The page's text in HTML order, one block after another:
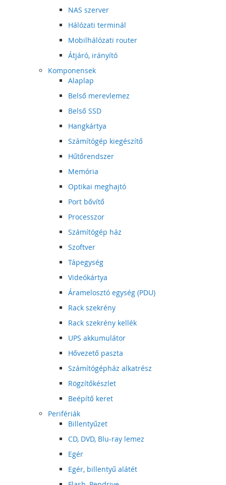
NAS szerver
Hálózati terminál
Mobilhálózati router
Átjáró, irányító
Komponensek
Alaplap
Belső merevlemez
Belső SSD
Hangkártya
Számítógép kiegészítő
Hűtőrendszer
Memória
Optikai meghajtó
Port bővítő
Processzor
Számítógép ház
Szoftver
Tápegység
Videókártya
Áramelosztó egység (PDU)
Rack szekrény
Rack szekrény kellék
UPS akkumulátor
Hővezető paszta
Számítógépház alkatrész
Rögzítőkészlet
Beépítő keret
Perifériák
Billentyűzet
CD, DVD, Blu-ray lemez
Egér
Egér, billentyű alátét